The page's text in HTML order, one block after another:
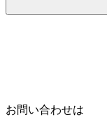
お問い合わせは